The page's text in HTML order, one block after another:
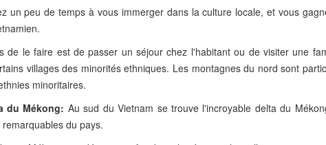
un peu de temps à vous immerger dans la culture locale, et vous
de le faire est de passer un séjour chez l'habitant ou de visiter une
villages des minorités ethniques. Les montagnes du nord sont
minoritaires.
du Mékong: Au sud du Vietnam se trouve l'incroyable delta du
du pays.